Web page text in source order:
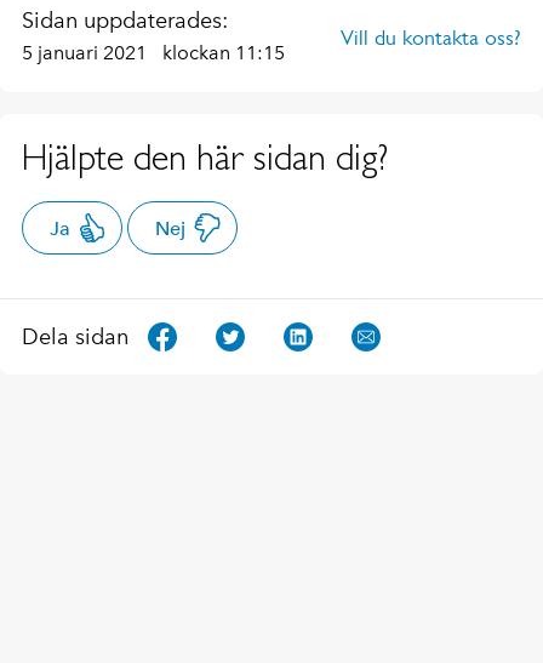
Sidan uppdaterades:
5 januari 2021 klockan 11:15
Vill du kontakta oss?
Hjälpte den här sidan dig?
Ja Nej
Dela sidan